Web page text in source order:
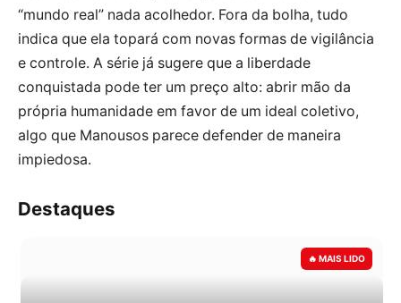
“mundo real” nada acolhedor. Fora da bolha, tudo
indica que ela topará com novas formas de vigilância
e controle. A série já sugere que a liberdade
conquistada pode ter um preço alto: abrir mão da
própria humanidade em favor de um ideal coletivo,
algo que Manousos parece defender de maneira
impiedosa.
Destaques